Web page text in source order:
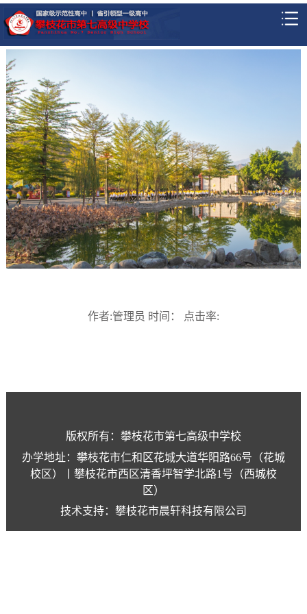
作者:管理员 时间： 点击率:
版权所有：攀枝花市第七高级中学校
办学地址：攀枝花市仁和区花城大道华阳路66号（花城
校区）丨攀枝花市西区清香坪智学北路1号（西城校
区）
技术支持：攀枝花市晨轩科技有限公司